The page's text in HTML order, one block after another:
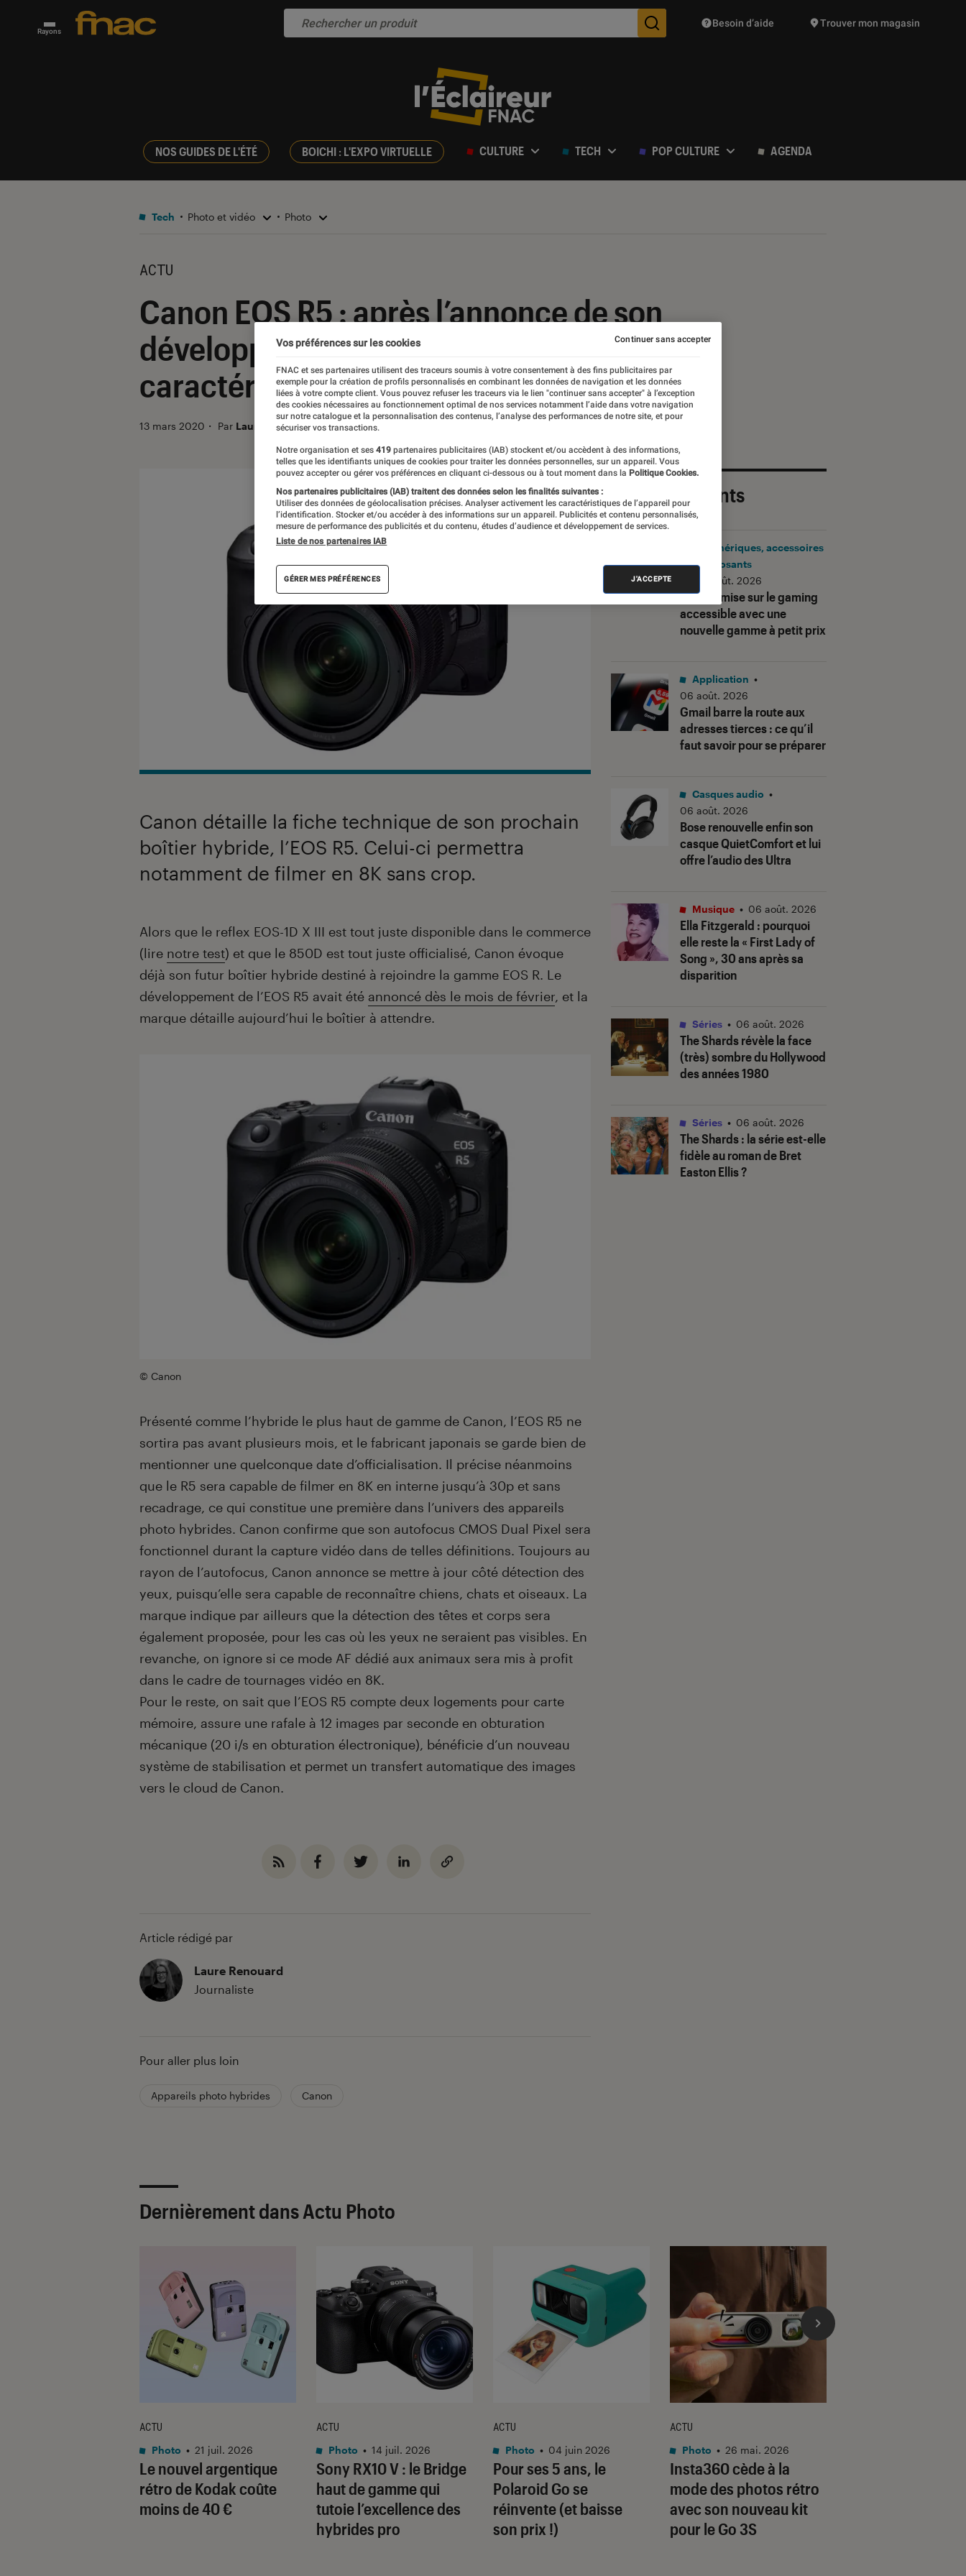
Rayons Des suggestions de produits vont vous être proposées
Besoin d’aide Trouver mon magasin
NOS GUIDES DE L'ÉTÉ BOICHI : L'EXPO VIRTUELLE CULTURE TECH POP CULTURE AGENDA
Tech Photo et vidéo Photo
ACTU
Canon EOS R5 : après l’annonce de son
développement, Canon détaille ses
caractéristiques
13 mars 2020 ・ Par Laure Renouard
Canon détaille la fiche technique de son prochain
boîtier hybride, l’EOS R5. Celui-ci permettra
notamment de filmer en 8K sans crop.
Introduction
Alors que le reflex EOS-1D X III est tout juste disponible dans le commerce
(lire notre test) et que le 850D est tout juste officialisé, Canon évoque
déjà son futur boîtier hybride destiné à rejoindre la gamme EOS R. Le
développement de l’EOS R5 avait été annoncé dès le mois de février, et la
marque détaille aujourd’hui le boîtier à attendre.
© Canon
Présenté comme l’hybride le plus haut de gamme de Canon, l’EOS R5 ne
sortira pas avant plusieurs mois, et le fabricant japonais se garde bien de
mentionner une quelconque date d’officialisation. Il précise néanmoins
que le R5 sera capable de filmer en 8K en interne jusqu’à 30p et sans
recadrage, ce qui constitue une première dans l’univers des appareils
photo hybrides. Canon confirme que son autofocus CMOS Dual Pixel sera
fonctionnel durant la capture vidéo dans de telles définitions. Toujours au
rayon de l’autofocus, Canon annonce se mettre à jour côté détection des
yeux, puisqu’elle sera capable de reconnaître chiens, chats et oiseaux. La
marque indique par ailleurs que la détection des têtes et corps sera
également proposée, pour les cas où les yeux ne seraient pas visibles. En
revanche, on ignore si ce mode AF dédié aux animaux sera mis à profit
dans le cadre de tournages vidéo en 8K.
Pour le reste, on sait que l’EOS R5 compte deux logements pour carte
mémoire, assure une rafale à 12 images par seconde en obturation
mécanique (20 i/s en obturation électronique), bénéficie d’un nouveau
système de stabilisation et permet un transfert automatique des images
vers le cloud de Canon.
Article rédigé par
Laure Renouard
Journaliste
Pour aller plus loin
Appareils photo hybrides Canon
Les plus récents
Corsair mise sur le gaming
accessible avec une
nouvelle gamme à petit prix
Périphériques, accessoires
et composants
06 août. 2026
Gmail barre la route aux
adresses tierces : ce qu’il
faut savoir pour se préparer
Application •
06 août. 2026
Bose renouvelle enfin son
casque QuietComfort et lui
offre l’audio des Ultra
Casques audio •
06 août. 2026
Ella Fitzgerald : pourquoi
elle reste la « First Lady of
Song », 30 ans après sa
disparition
Musique • 06 août. 2026
The Shardsrévèle la face
(très) sombre du Hollywood
des années 1980
Séries • 06 août. 2026
The Shards: la série est-elle
fidèle au roman de Bret
Easton Ellis ?
Séries • 06 août. 2026
Dernièrement dans Actu Photo
Le nouvel argentique
rétro de Kodak coûte
moins de 40 €
ACTU
Photo • 21 juil. 2026
Sony RX10 V : le Bridge
haut de gamme qui
tutoie l’excellence des
hybrides pro
ACTU
Photo • 14 juil. 2026
Pour ses 5 ans, le
Polaroid Go se
réinvente (et baisse
son prix !)
ACTU
Photo • 04 juin 2026
Insta360 cède à la
mode des photos rétro
avec son nouveau kit
pour le Go 3S
ACTU
Photo • 26 mai. 2026
Vos préférences sur les cookies
FNAC et ses partenaires utilisent des traceurs soumis à votre consentement à des fins publicitaires par
exemple pour la création de profils personnalisés en combinant les données de navigation et les données
liées à votre compte client. Vous pouvez refuser les traceurs via le lien "continuer sans accepter" à l’exception
des cookies nécessaires au fonctionnement optimal de nos services notamment l’aide dans votre navigation
sur notre catalogue et la personnalisation des contenus, l’analyse des performances de notre site, et pour
sécuriser vos transactions.
Notre organisation et ses 419 partenaires publicitaires (IAB) stockent et/ou accèdent à des informations,
telles que les identifiants uniques de cookies pour traiter les données personnelles, sur un appareil. Vous
pouvez accepter ou gérer vos préférences en cliquant ci-dessous ou à tout moment dans la Politique Cookies.
Nos partenaires publicitaires (IAB) traitent des données selon les finalités suivantes :
Utiliser des données de géolocalisation précises. Analyser activement les caractéristiques de l’appareil pour
l’identification. Stocker et/ou accéder à des informations sur un appareil. Publicités et contenu personnalisés,
mesure de performance des publicités et du contenu, études d’audience et développement de services.
Liste de nos partenaires IAB
GÉRER MES PRÉFÉRENCES J'ACCEPTE
Continuer sans accepter